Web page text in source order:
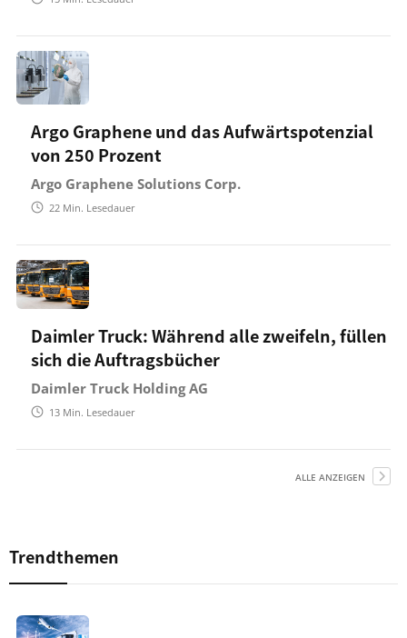
Argo Graphene und das Aufwärtspotenzial
von 250 Prozent
Argo Graphene Solutions Corp.
22 Min. Lesedauer
Daimler Truck: Während alle zweifeln, füllen
sich die Auftragsbücher
Daimler Truck Holding AG
13 Min. Lesedauer
ALLE ANZEIGEN
Trendthemen